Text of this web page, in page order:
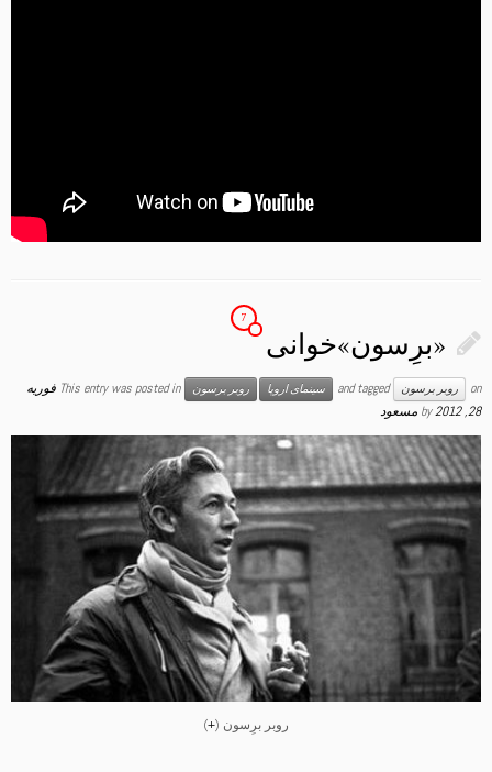
«برِسون»خوانی
7
This entry was posted in روبر برسون سینمای اروپا and tagged روبر برسون on
فوریه
28, 2012
by مسعود
روبر برِسون (+
)